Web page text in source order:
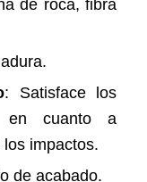
de roca, fibra
: Satisface los
en cuanto a
impactos.
de acabado.